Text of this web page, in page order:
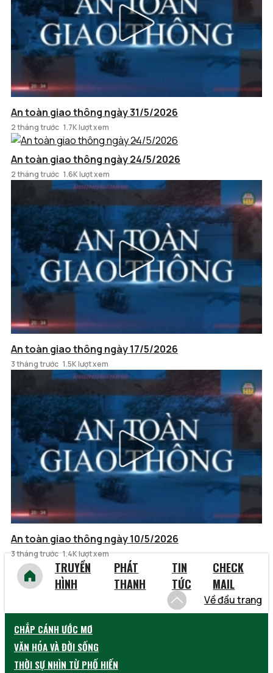
An toàn giao thông ngày 31/5/2026
2 tháng trước 1.7K lượt xem
An toàn giao thông ngày 24/5/2026
2 tháng trước 1.6K lượt xem
An toàn giao thông ngày 17/5/2026
3 tháng trước 1.5K lượt xem
An toàn giao thông ngày 10/5/2026
3 tháng trước 1.4K lượt xem
TRUYỀN
HÌNH
PHÁT
THANH
TIN
TỨC
CHECK
MAIL
Về đầu trang
CHẮP CÁNH ƯỚC MƠ
VĂN HÓA VÀ ĐỜI SỐNG
THỜI SỰ NHÌN TỪ PHỐ HIẾN